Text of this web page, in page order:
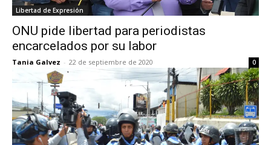
Libertad de Expresión
ONU pide libertad para periodistas
encarcelados por su labor
Tania Galvez - 22 de septiembre de 2020 0